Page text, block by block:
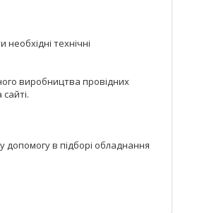
технічні
виробництва провідних
допомогу в підборі обладнання